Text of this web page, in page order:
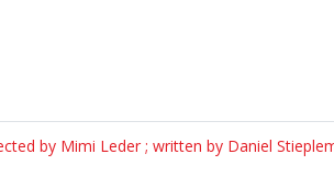
by Mimi Leder ; written by Daniel